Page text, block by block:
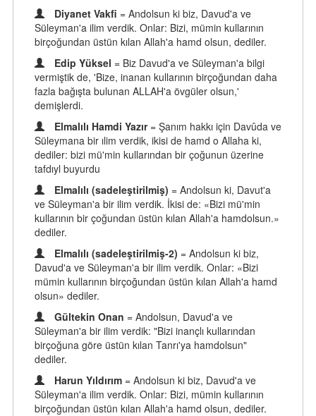
Diyanet Vakfi = Andolsun ki biz, Davud'a ve
Süleyman'a ilim verdik. Onlar: Bizi, mümin kullarının
birçoğundan üstün kılan Allah'a hamd olsun, dediler.
Edip Yüksel = Biz Davud'a ve Süleyman'a bilgi
vermiştik de, 'Bize, inanan kullarının birçoğundan daha
fazla bağışta bulunan ALLAH'a övgüler olsun,'
demişlerdi.
Elmalılı Hamdi Yazır = Şanım hakkı için Davûda ve
Süleymana bir ılim verdik, ikisi de hamd o Allaha ki,
dediler: bizi mü'min kullarından bir çoğunun üzerine
tafdıyl buyurdu
Elmalılı (sadeleştirilmiş) = Andolsun ki, Davut'a
ve Süleyman'a bir ilim verdik. İkisi de: «Bizi mü'min
kullarının bir çoğundan üstün kılan Allah'a hamdolsun.»
dediler.
Elmalılı (sadeleştirilmiş-2) = Andolsun ki biz,
Davud'a ve Süleyman'a bir ilim verdik. Onlar: «Bizi
mümin kullarının birçoğundan üstün kılan Allah'a hamd
olsun» dediler.
Gültekin Onan = Andolsun, Davud'a ve
Süleyman'a bir ilim verdik: "Bizi inançlı kullarından
birçoğuna göre üstün kılan Tanrı'ya hamdolsun"
dediler.
Harun Yıldırım = Andolsun ki biz, Davud'a ve
Süleyman'a ilim verdik. Onlar: Bizi, mümin kullarının
birçoğundan üstün kılan Allah'a hamd olsun, dediler.